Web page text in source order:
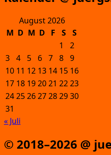
August 2026
M D M D F S
S
1
2
3 4 5 6 7 8 9
10 11 12 13 14 15 16
17 18 192021 2223
24252627282930
31
« Juli
© 2018–2026 @